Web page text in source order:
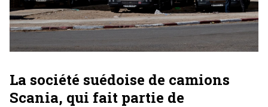
La société suédoise de camions
Scania, qui fait partie de